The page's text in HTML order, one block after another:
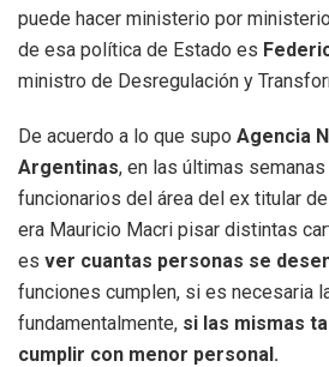
puede hacer ministerio por
de esa política de Estado es
ministro de Desregulación y
De acuerdo a lo que supo Agencia
Argentinas, en las últimas
funcionarios del área del ex titular
era Mauricio Macri pisar distintas
es ver cuantas personas se
funciones cumplen, si es necesaria
fundamentalmente, si las mismas
cumplir con menor personal.